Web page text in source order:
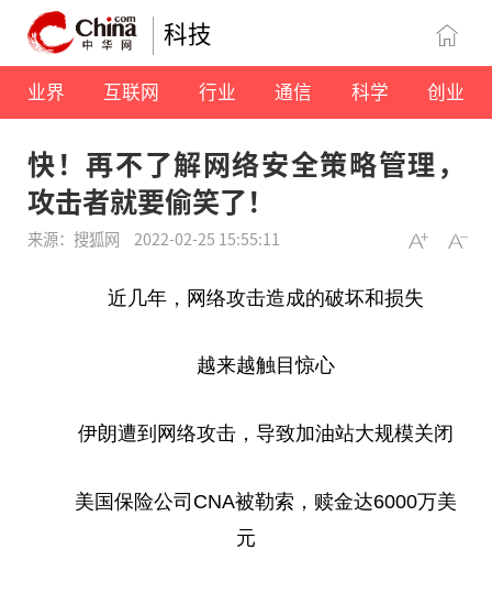
科技
业界 互联网 行业 通信 科学 创业
快！再不了解网络安全策略管理，
攻击者就要偷笑了！
来源：搜狐网 2022-02-25 15:55:11
近 几年，网络攻击造成的破坏和损失
越来越触目惊心
伊朗遭到网络攻击，导致加油站大规模关闭
美国保险公司CNA被勒索，赎金达6000万美
元